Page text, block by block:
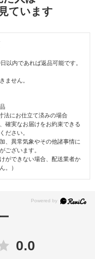
ています
以内であれば返品可能です。
ません。
法にお仕立て済みの場合
確実なお届けをお約束できる
ださい。
、異常気象やその他諸事情に
ございます。
ができない場合、配送業者か
。）
0.0